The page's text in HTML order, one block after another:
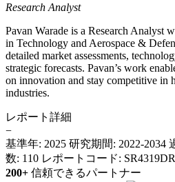
Research Analyst
Pavan Warade is a Research Analyst
in Technology and Aerospace &
detailed market assessments,
strategic forecasts. Pavan’s work
on innovation and stay competitive in
industries.
レポート詳細
−
基準年: 2025 研究期間: 2022-2034
数: 110 レポートコード: SR4319DR
200+ 信頼できるパートナー